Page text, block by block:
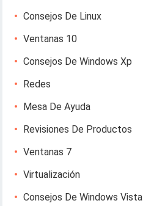
Consejos De Linux
Ventanas 10
Consejos De Windows Xp
Redes
Mesa De Ayuda
Revisiones De Productos
Ventanas 7
Virtualización
Consejos De Windows Vista